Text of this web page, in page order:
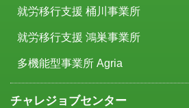
就労移行支援 桶川事業所
就労移行支援 鴻巣事業所
多機能型事業所 Agria
チャレジョブセンター